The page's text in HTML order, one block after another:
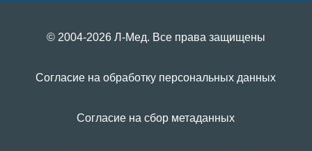
© 2004-2026 Л-Мед. Все права защищены
Согласие на обработку персональных данных
Согласие на сбор метаданных